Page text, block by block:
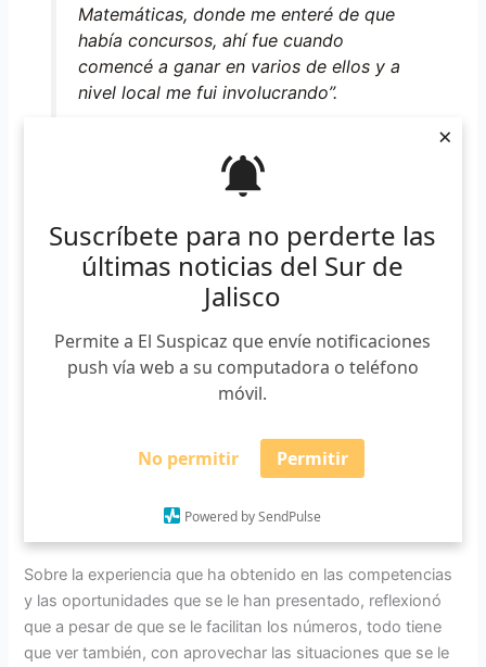
Suscríbete para no perderte las
últimas noticias del Sur de
Jalisco
Permite a El Suspicaz que envíe notificaciones
push vía web a su computadora o teléfono
móvil.
No permitir Permitir
Powered by SendPulse
×
Matemáticas, donde me enteré de que
había concursos, ahí fue cuando
comencé a ganar en varios de ellos y a
nivel local me fui involucrando”.
es algo que le gusta, pero no como para que sea la base de
su profesión futura, “algo que me llama la atención es la
medicina, y quizá sea la carrera que elija”, puntualizó.
Suscríbete a nuestro boletín
Sobre la experiencia que ha obtenido en las competencias
y las oportunidades que se le han presentado, reflexionó
que a pesar de que se le facilitan los números, todo tiene
que ver también, con aprovechar las situaciones que se le